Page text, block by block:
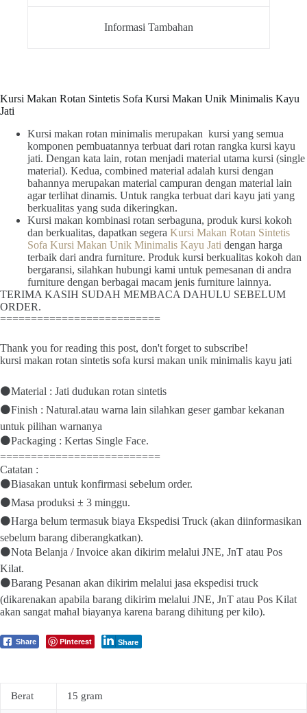
Informasi Tambahan
Kursi Makan Rotan Sintetis Sofa Kursi Makan Unik Minimalis Kayu
Jati
Kursi makan rotan minimalis merupakan kursi yang semua
komponen pembuatannya terbuat dari rotan rangka kursi kayu
jati. Dengan kata lain, rotan menjadi material utama kursi (single
material). Kedua, combined material adalah kursi dengan
bahannya merupakan material campuran dengan material lain
agar terlihat dinamis. Untuk rangka terbuat dari kayu jati yang
berkualitas yang suda dikeringkan.
Kursi makan kombinasi rotan serbaguna, produk kursi kokoh
dan berkualitas, dapatkan segera Kursi Makan Rotan Sintetis
Sofa Kursi Makan Unik Minimalis Kayu Jati dengan harga
terbaik dari andra furniture. Produk kursi berkualitas kokoh dan
bergaransi, silahkan hubungi kami untuk pemesanan di andra
furniture dengan berbagai macam jenis furniture lainnya.
TERIMA KASIH SUDAH MEMBACA DAHULU SEBELUM
ORDER.
==========================
Thank you for reading this post, don't forget to subscribe!
kursi makan rotan sintetis sofa kursi makan unik minimalis kayu jati
⚫Material : Jati dudukan rotan sintetis
⚫Finish : Natural.atau warna lain silahkan geser gambar kekanan
untuk pilihan warnanya
⚫Packaging : Kertas Single Face.
==========================
Catatan :
⚫Biasakan untuk konfirmasi sebelum order.
⚫Masa produksi ± 3 minggu.
⚫Harga belum termasuk biaya Ekspedisi Truck (akan diinformasikan
sebelum barang diberangkatkan).
⚫Nota Belanja / Invoice akan dikirim melalui JNE, JnT atau Pos
Kilat.
⚫Barang Pesanan akan dikirim melalui jasa ekspedisi truck
(dikarenakan apabila barang dikirim melalui JNE, JnT atau Pos Kilat
akan sangat mahal biayanya karena barang dihitung per kilo).
Share Pinterest Share
Berat 15 gram